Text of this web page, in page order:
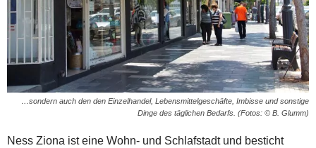
…sondern auch den den Einzelhandel, Lebensmittelgeschäfte, Imbisse und sonstige
Dinge des täglichen Bedarfs. (Fotos: © B. Glumm)
Ness Ziona ist eine Wohn- und Schlafstadt und besticht